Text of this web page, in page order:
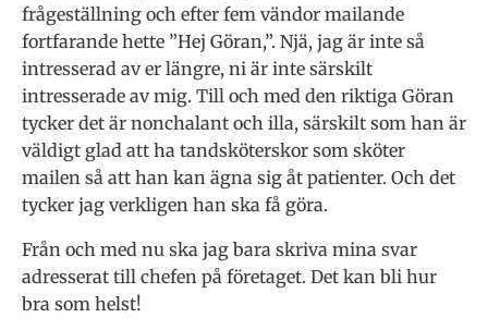
frågeställning och efter fem vändor mailande
fortfarande hette ”Hej Göran,”. Njä, jag är inte så
intresserad av er längre, ni är inte särskilt
intresserade av mig. Till och med den riktiga Göran
tycker det är nonchalant och illa, särskilt som han är
väldigt glad att ha tandsköterskor som sköter
mailen så att han kan ägna sig åt patienter. Och det
tycker jag verkligen han ska få göra.
Från och med nu ska jag bara skriva mina svar
adresserat till chefen på företaget. Det kan bli hur
bra som helst!